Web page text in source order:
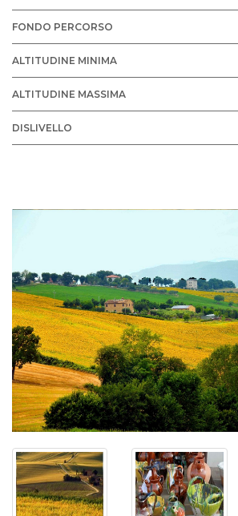
FONDO PERCORSO
ALTITUDINE MINIMA
ALTITUDINE MASSIMA
DISLIVELLO